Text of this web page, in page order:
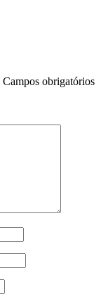
Campos obrigatórios